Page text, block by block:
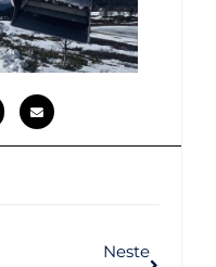
Neste